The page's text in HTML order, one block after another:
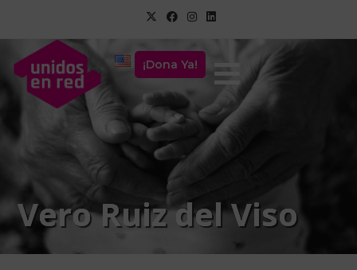
¡Dona Ya!
Vero Ruiz del Viso